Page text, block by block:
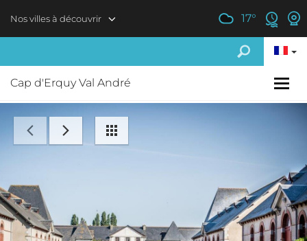
Nos villes à découvrir 17°
Cap d'Erquy Val André